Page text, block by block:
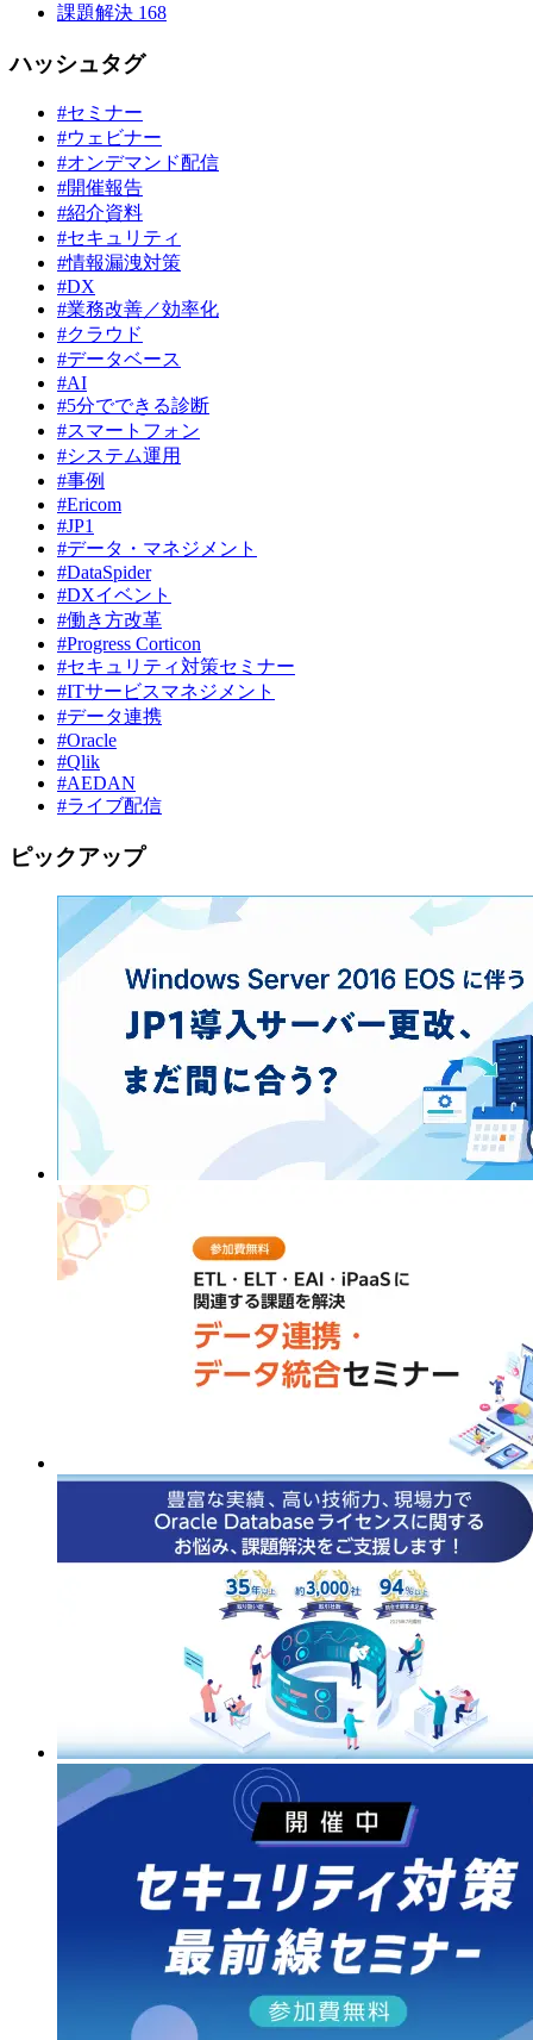
課題解決 168
ハッシュタグ
#セミナー
#ウェビナー
#オンデマンド配信
#開催報告
#紹介資料
#セキュリティ
#情報漏洩対策
#DX
#業務改善／効率化
#クラウド
#データベース
#AI
#5分でできる診断
#スマートフォン
#システム運用
#事例
#Ericom
#JP1
#データ・マネジメント
#DataSpider
#DXイベント
#働き方改革
#Progress Corticon
#セキュリティ対策セミナー
#ITサービスマネジメント
#データ連携
#Oracle
#Qlik
#AEDAN
#ライブ配信
ピックアップ